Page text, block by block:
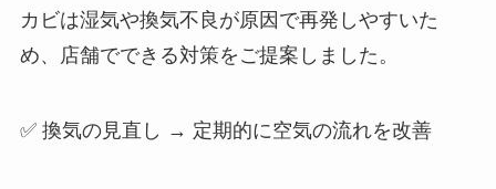
カビは湿気や換気不良が原因で再発しやすいた
め、店舗でできる対策をご提案しました。
✅ 換気の見直し → 定期的に空気の流れを改善